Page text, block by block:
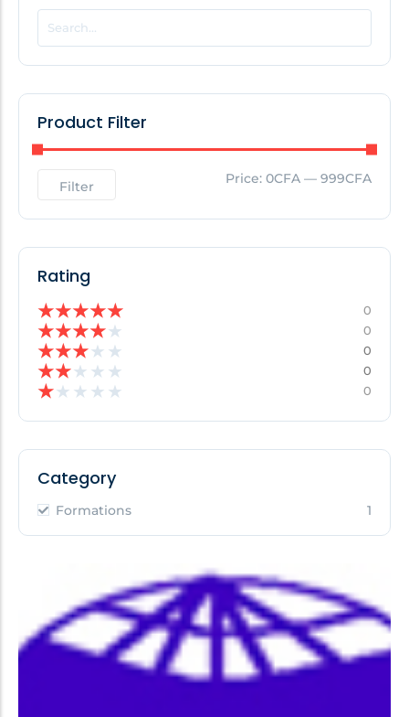
POPULAR THIS WEEK
No Posts Found!
No Posts Found!
Product Filter
Filter Price: 0CFA — 999CFA
Rating
★★★★★ 0
★★★★★ 0
★★★★ ★ 0
★★★ ★ ★ 0
★★ ★ ★ ★ 0
Category
Formations 1